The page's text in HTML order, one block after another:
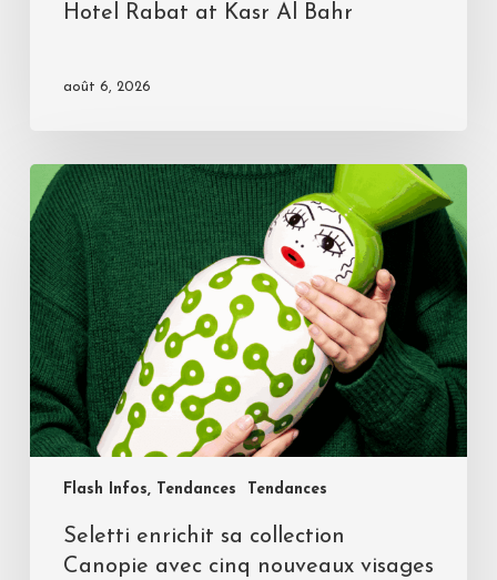
Hotel Rabat at Kasr Al Bahr
août 6, 2026
Flash Infos, Tendances Tendances
Seletti enrichit sa collection
Canopie avec cinq nouveaux visages